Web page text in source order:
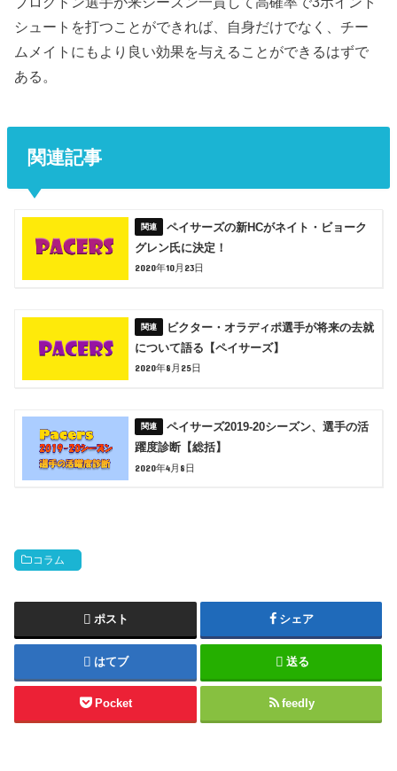
シュートを打つことができれば、自身だけでなく、チー
ムメイトにもより良い効果を与えることができるはずで
ある。
関連記事
ペイサーズの新HCがネイト・ビョーク
グレン氏に決定！
2020年10月23日
ビクター・オラディポ選手が将来の去就
について語る【ペイサーズ】
2020年8月25日
ペイサーズ2019-20シーズン、選手の活
躍度診断【総括】
2020年4月8日
コラム
ポスト シェア
はてブ 送る
Pocket feedly